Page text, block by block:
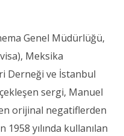
Genel Müdürlüğü,
Meksika
Derneği ve İstanbul
sergi, Manuel
orijinal negatiflerden
1958 yılında kullanılan